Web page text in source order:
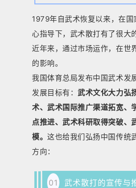
1979年自武术恢复以来，在国
心指导下，武术散打有了很大
近年来，通过市场运作，在世
的影响。
我国体育总局发布中国武术发
发展目标有：武术文化大力弘
术、武术国际推广渠道拓宽、
点推进、武术科研取得突破、
模。这也给我们弘扬中国传统
方向：
01 武术散打的宣传与